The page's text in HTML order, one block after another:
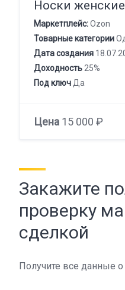
Носки
Маркетплейс:Ozon
Товарные категории
Дата создания
Доходность 25%
Под ключ Да
Цена 15 000 ₽
Закажите
проверку
сделкой
Получите все данные о